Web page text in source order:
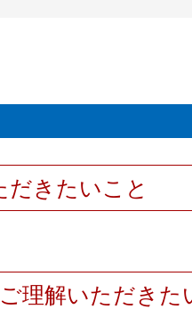
だきたいこと
理解いただきた